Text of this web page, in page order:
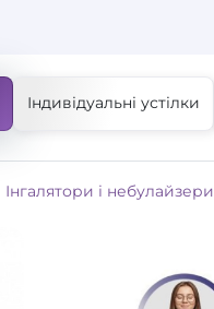
Індивідуальні устілки
Інгалятори і небулайзери